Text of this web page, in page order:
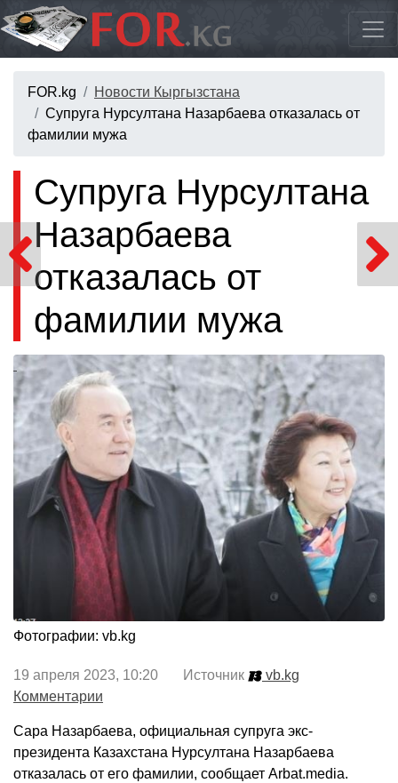
FOR.kg
Новости Кыргызстана
Супруга Нурсултана Назарбаева отказалась от
фамилии мужа
Супруга Нурсултана
Назарбаева
отказалась от
фамилии мужа
Фотографии: vb.kg
19 апреля 2023, 10:20 Источник
vb.kg
Комментарии
Сара Назарбаева, официальная супруга экс-
президента Казахстана Нурсултана Назарбаева
отказалась от его фамилии, сообщает Arbat.media.